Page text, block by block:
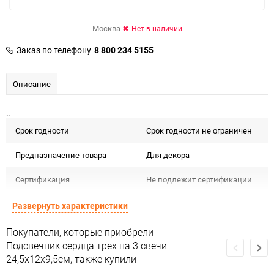
Москва Нет в наличии
Заказ по телефону 8 800 234 5155
Описание
..
Срок годности
Срок годности не ограничен
Предназначение товара Для декора
Сертификация Не подлежит сертификации
Особые условия
Минимальное количество 1
Количество в коробке
Развернуть характеристики
Покупатели, которые приобрели
Подсвечник сердца трех на 3 свечи
24,5х12х9,5см, также купили